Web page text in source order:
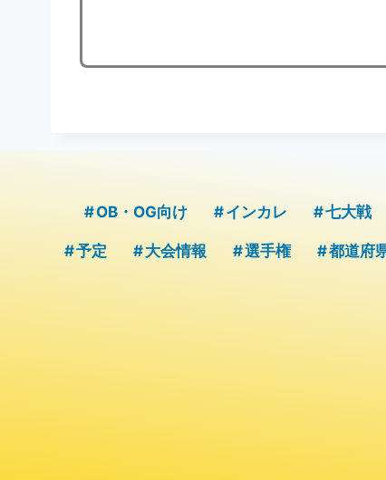
OB・OG向け インカレ 七大戦
予定 大会情報 選手権 都道府